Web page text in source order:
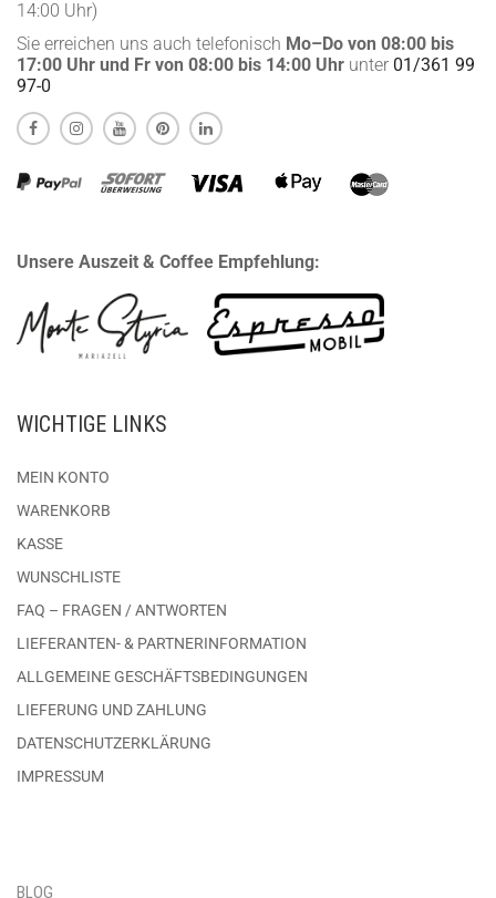
14:00 Uhr)
Sie erreichen uns auch telefonisch Mo–Do von 08:00 bis
17:00 Uhr und Fr von 08:00 bis 14:00 Uhr unter 01/361 99
97-0
Unsere Auszeit & Coffee Empfehlung:
WICHTIGE LINKS
MEIN KONTO
WARENKORB
KASSE
WUNSCHLISTE
FAQ – FRAGEN / ANTWORTEN
LIEFERANTEN- & PARTNERINFORMATION
ALLGEMEINE GESCHÄFTSBEDINGUNGEN
LIEFERUNG UND ZAHLUNG
DATENSCHUTZERKLÄRUNG
IMPRESSUM
BLOG